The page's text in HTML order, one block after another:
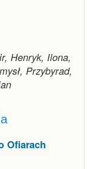
Henryk, Ilona,
Przybyrad,
Ofiarach